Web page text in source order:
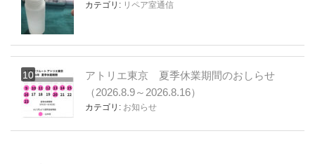
カテゴリ: リペア室通信
アトリエ東京 夏季休業期間のおしらせ
（2026.8.9～2026.8.16）
カテゴリ: お知らせ